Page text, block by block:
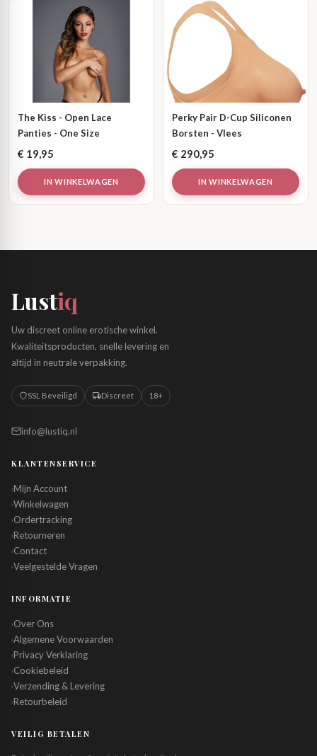
The Kiss - Open Lace
Panties - One Size
€ 19,95
IN WINKELWAGEN
Perky Pair D-Cup Siliconen
Borsten - Vlees
€ 290,95
IN WINKELWAGEN
Lustiq
Uw discreet online erotische winkel.
Kwaliteitsproducten, snelle levering en
altijd in neutrale verpakking.
SSL Beveiligd Discreet 18+
info@lustiq.nl
KLANTENSERVICE
›Mijn Account
›Winkelwagen
›Ordertracking
›Retourneren
›Contact
›Veelgestelde Vragen
INFORMATIE
›Over Ons
›Algemene Voorwaarden
›Privacy Verklaring
›Cookiebeleid
›Verzending & Levering
›Retourbeleid
VEILIG BETALEN